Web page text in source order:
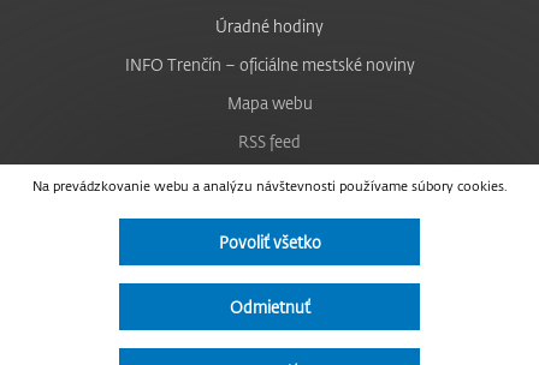
Na prevádzkovanie webu a analýzu návštevnosti používame súbory cookies.
Povoliť všetko
Odmietnuť
Úradné hodiny
INFO Trenčín – oficiálne mestské noviny
Mapa webu
RSS feed
Nastavenie cookies
Facebook
Instagram
Vyhlásenie o prístupnosti